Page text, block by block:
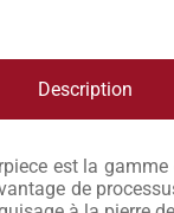
Description
est la
de